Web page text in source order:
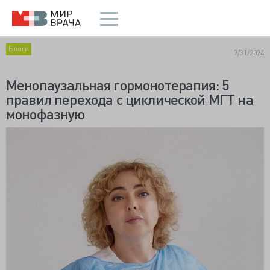
Блоги 7/31/2024
Менопаузальная гормонотерапия: 5
правил перехода с циклической МГТ на
монофазную